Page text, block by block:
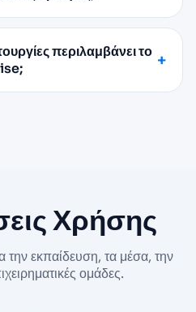
περιλαμβάνει το
Χρήσης
την εκπαίδευση, τα μέσα, την
ομάδες.